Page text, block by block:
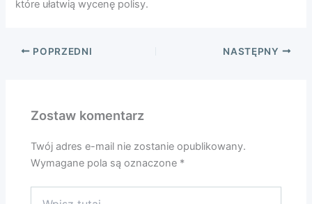
które ułatwią wycenę polisy.
POPRZEDNI NASTĘPNY
Zostaw komentarz
Twój adres e-mail nie zostanie opublikowany.
Wymagane pola są oznaczone *